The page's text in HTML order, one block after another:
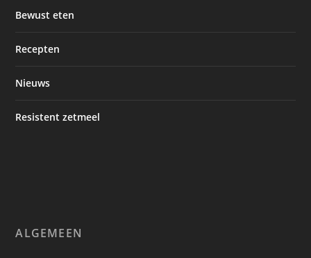
Bewust eten
Recepten
Nieuws
Resistent zetmeel
ALGEMEEN